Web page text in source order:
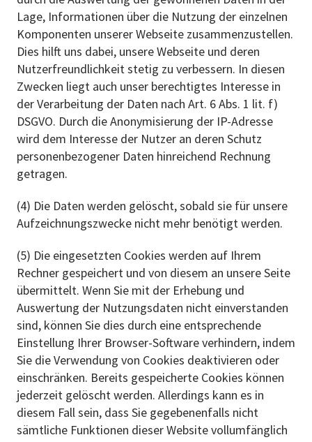
Lage, Informationen über die Nutzung der einzelnen
Komponenten unserer Webseite zusammenzustellen.
Dies hilft uns dabei, unsere Webseite und deren
Nutzerfreundlichkeit stetig zu verbessern. In diesen
Zwecken liegt auch unser berechtigtes Interesse in
der Verarbeitung der Daten nach Art. 6 Abs. 1 lit. f)
DSGVO. Durch die Anonymisierung der IP-Adresse
wird dem Interesse der Nutzer an deren Schutz
personenbezogener Daten hinreichend Rechnung
getragen.
(4) Die Daten werden gelöscht, sobald sie für unsere
Aufzeichnungszwecke nicht mehr benötigt werden.
(5) Die eingesetzten Cookies werden auf Ihrem
Rechner gespeichert und von diesem an unsere Seite
übermittelt. Wenn Sie mit der Erhebung und
Auswertung der Nutzungsdaten nicht einverstanden
sind, können Sie dies durch eine entsprechende
Einstellung Ihrer Browser-Software verhindern, indem
Sie die Verwendung von Cookies deaktivieren oder
einschränken. Bereits gespeicherte Cookies können
jederzeit gelöscht werden. Allerdings kann es in
diesem Fall sein, dass Sie gegebenenfalls nicht
sämtliche Funktionen dieser Website vollumfänglich